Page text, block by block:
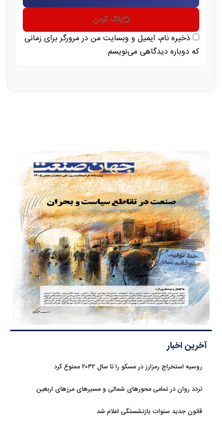
پاک کردن
ذخیره نام، ایمیل و وبسایت من در مرورگر برای زمانی
که دوباره دیدگاهی می‌نویسم.
آخرین اخبار
روسیه استخراج رمزارز در مسکو را تا سال ۲۰۳۲ ممنوع کرد
تردد روان در تمامی محورهای شمالی و مسیرهای مرزهای اربعین
قانون جدید سنوات بازنشستگی اعلام شد